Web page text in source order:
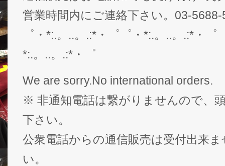
営業時間内にご連絡下さい。03-5688-
゜・*:.。..。.:*・゜゜・*:.。..。.:*・
*:.。..。.:*・゜
We are sorry.No international orders.
※ 非通知電話は繋がりませんので、
下さい。
公衆電話からの通信販売は受付出来
い。